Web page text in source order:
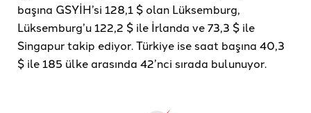
başına GSYİH’si 128,1 $ olan Lüksemburg,
Lüksemburg’u 122,2 $ ile İrlanda ve 73,3 $ ile
Singapur takip ediyor. Türkiye ise saat başına 40,3
$ ile 185 ülke arasında 42’nci sırada bulunuyor.